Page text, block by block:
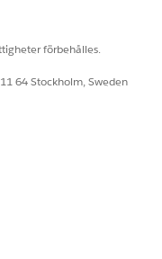
förbehålles.
64 Stockholm, Sweden